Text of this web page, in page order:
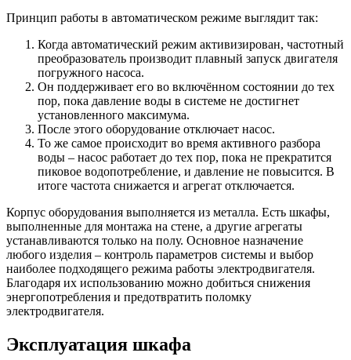
Принцип работы в автоматическом режиме выглядит так:
Когда автоматический режим активизирован, частотный
преобразователь производит плавный запуск двигателя
погружного насоса.
Он поддерживает его во включённом состоянии до тех
пор, пока давление воды в системе не достигнет
установленного максимума.
После этого оборудование отключает насос.
То же самое происходит во время активного разбора
воды – насос работает до тех пор, пока не прекратится
пиковое водопотребление, и давление не повысится. В
итоге частота снижается и агрегат отключается.
Корпус оборудования выполняется из металла. Есть шкафы,
выполненные для монтажа на стене, а другие агрегаты
устанавливаются только на полу. Основное назначение
любого изделия – контроль параметров системы и выбор
наиболее подходящего режима работы электродвигателя.
Благодаря их использованию можно добиться снижения
энергопотребления и предотвратить поломку
электродвигателя.
Эксплуатация шкафа